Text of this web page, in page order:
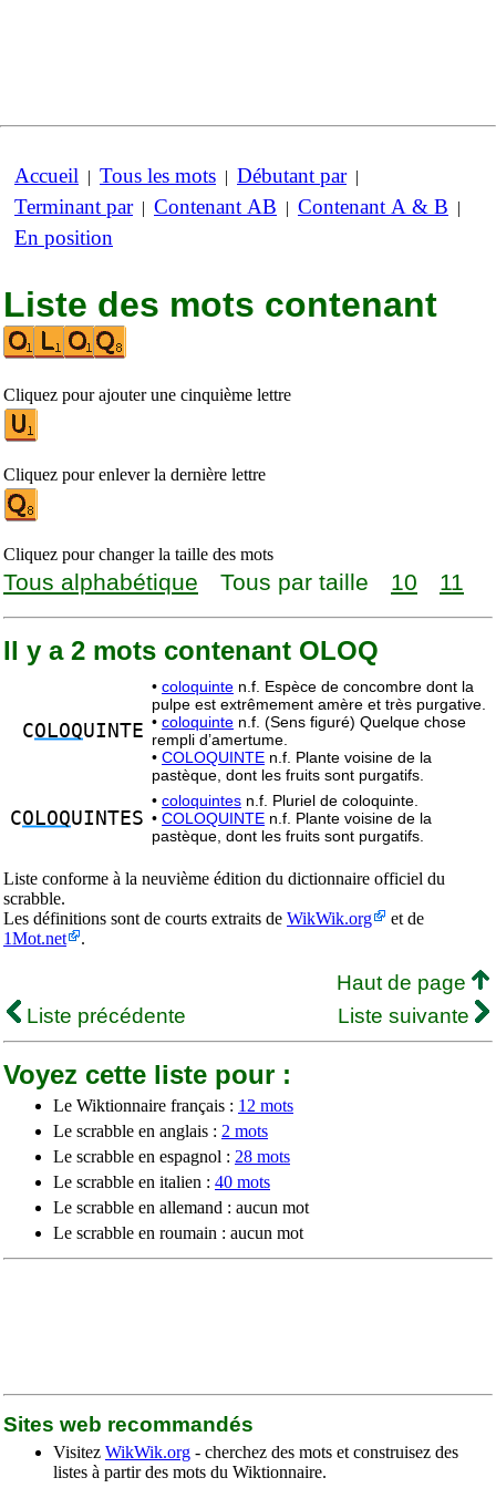
Accueil | Tous les mots | Débutant par|
Terminant par| Contenant AB | Contenant A & B |
En position
Liste des mots contenant
Cliquez pour ajouter une cinquième lettre
Cliquez pour enlever la dernière lettre
Cliquez pour changer la taille des mots
Tous alphabétique Tous par taille 10 11
Il y a 2 mots contenant OLOQ
COLOQUINTE
• coloquinte n.f. Espèce de concombre dont la
pulpe est extrêmement amère et très purgative.
• coloquinte n.f. (Sens figuré) Quelque chose
rempli d’amertume.
• COLOQUINTE n.f. Plante voisine de la
pastèque, dont les fruits sont purgatifs.
COLOQUINTES
• coloquintes n.f. Pluriel de coloquinte.
• COLOQUINTE n.f. Plante voisine de la
pastèque, dont les fruits sont purgatifs.
Liste conforme à la neuvième édition du dictionnaire officiel du
scrabble.
Les définitions sont de courts extraits de WikWik.org
et de
1Mot.net
.
Haut de page
Liste précédente
Liste suivante
Voyez cette liste pour :
Le Wiktionnaire français : 12 mots
Le scrabble en anglais : 2 mots
Le scrabble en espagnol : 28 mots
Le scrabble en italien : 40 mots
Le scrabble en allemand : aucun mot
Le scrabble en roumain : aucun mot
Sites web recommandés
Visitez WikWik.org - cherchez des mots et construisez des
listes à partir des mots du Wiktionnaire.